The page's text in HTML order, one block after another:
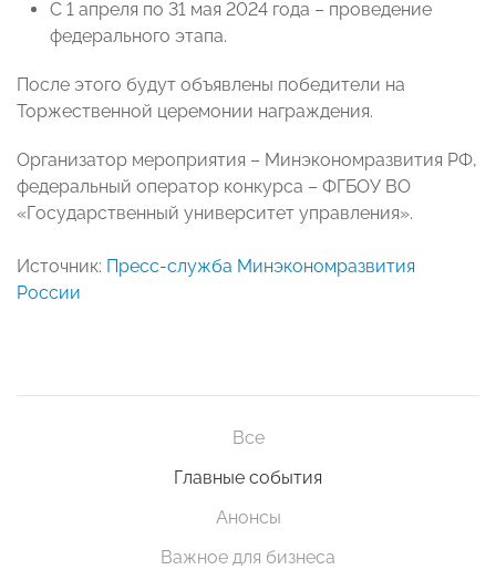
С 1 апреля по 31 мая 2024 года – проведение
федерального этапа.
После этого будут объявлены победители на
Торжественной церемонии награждения.
Организатор мероприятия – Минэкономразвития РФ,
федеральный оператор конкурса – ФГБОУ ВО
«Государственный университет управления».
Источник: Пресс-служба Минэкономразвития
России
Все
Главные события
Анонсы
Важное для бизнеса